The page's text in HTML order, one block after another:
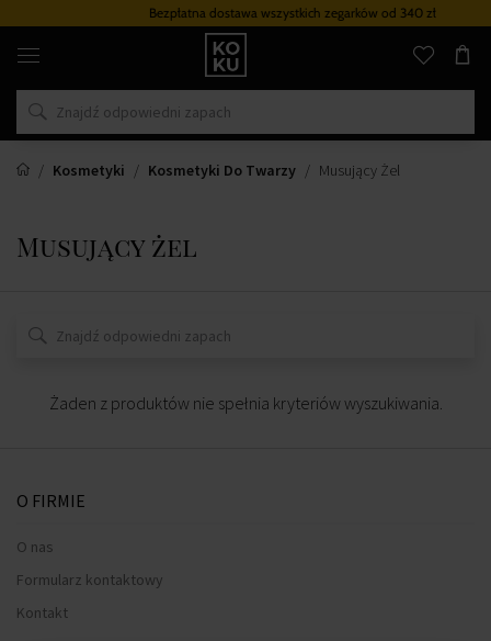
Bezpłatna dostawa wszystkich zegarkówod 340 zł
Oryginalne
perfumy
zegarki
w
miejscu
Kosmetyki
Kosmetyki Do Twarzy Musujący Żel
Musujący żel
Żaden z produktów nie spełnia kryteriów wyszukiwania.
O FIRMIE
O nas
Formularz kontaktowy
Kontakt